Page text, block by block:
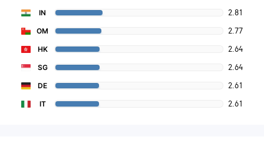
IN 2.81
OM 2.77
HK 2.64
SG 2.64
DE 2.61
IT 2.61